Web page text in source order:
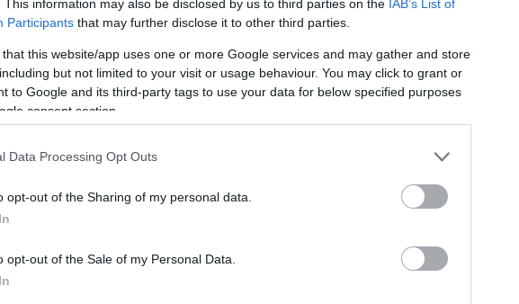
This information may also be disclosed by us to third parties on the IAB’s List of
Participants that may further disclose it to other third parties.
that this website/app uses one or more Google services and may gather and store
but not limited to your visit or usage behaviour. You may click to grant or
to Google and its third-party tags to use your data for below specified purposes
consent section.
Data Processing Opt Outs
opt-out of the Sharing of my personal data.
opt-out of the Sale of my Personal Data.
πρόστιμα
και μάθετε πρώτοι όλες τις ειδήσεις!